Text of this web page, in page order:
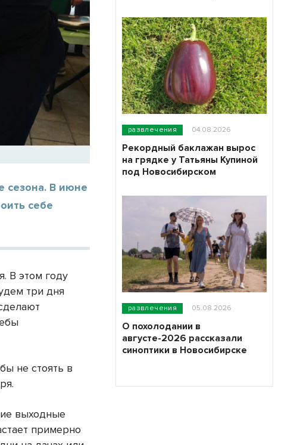
сезона. В июне
себе
В этом году
три дня
не стоять в
выходные
примерно
развлечения 04.08.2026
Рекордный баклажан вырос
на грядке у Татьяны Купиной
под Новосибирском
развлечения 05.08.2026
О похолодании в
августе-2026 рассказали
синоптики в Новосибирске